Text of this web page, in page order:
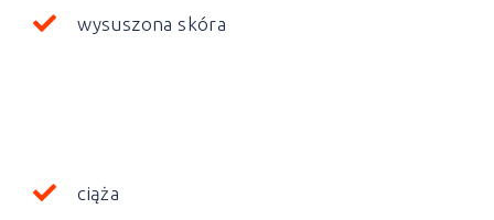
wysuszona skóra
ciąża